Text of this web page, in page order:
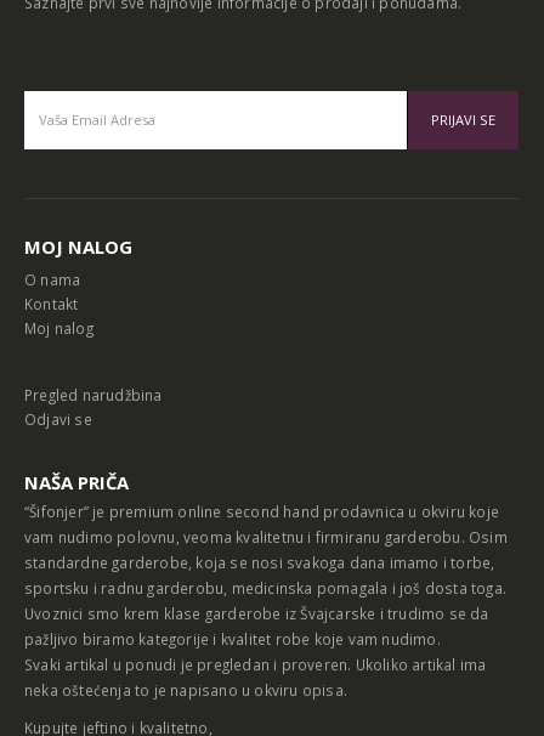
Alternative:
O nama
Kontakt
Moj nalog
Odjavi se
“Šifonjer” je premium online second hand prodavnica u okviru koje
vam nudimo polovnu, veoma kvalitetnu i firmiranu garderobu. Osim
standardne garderobe, koja se nosi svakoga dana imamo i torbe,
sportsku i radnu garderobu, medicinska pomagala i još dosta toga.
Uvoznici smo krem klase garderobe iz Švajcarske i trudimo se da
pažljivo biramo kategorije i kvalitet robe koje vam nudimo.
Svaki artikal u ponudi je pregledan i proveren. Ukoliko artikal ima
neka oštećenja to je napisano u okviru opisa.